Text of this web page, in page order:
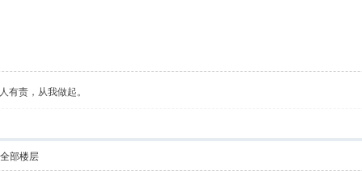
有责，从我做起。
部楼层